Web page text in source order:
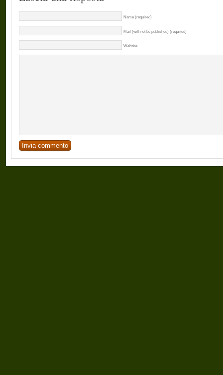
Name (required)
Mail (will not be published) (required)
Website